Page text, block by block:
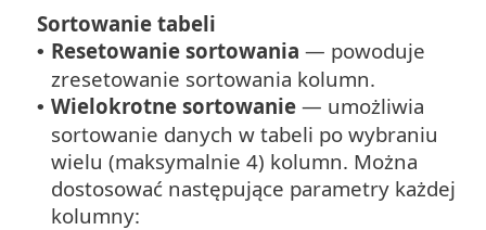
Sortowanie tabeli
• Resetowanie sortowania — powoduje
zresetowanie sortowania kolumn.
• Wielokrotne sortowanie — umożliwia
sortowanie danych w tabeli po wybraniu
wielu (maksymalnie 4) kolumn. Można
dostosować następujące parametry każdej
kolumny: